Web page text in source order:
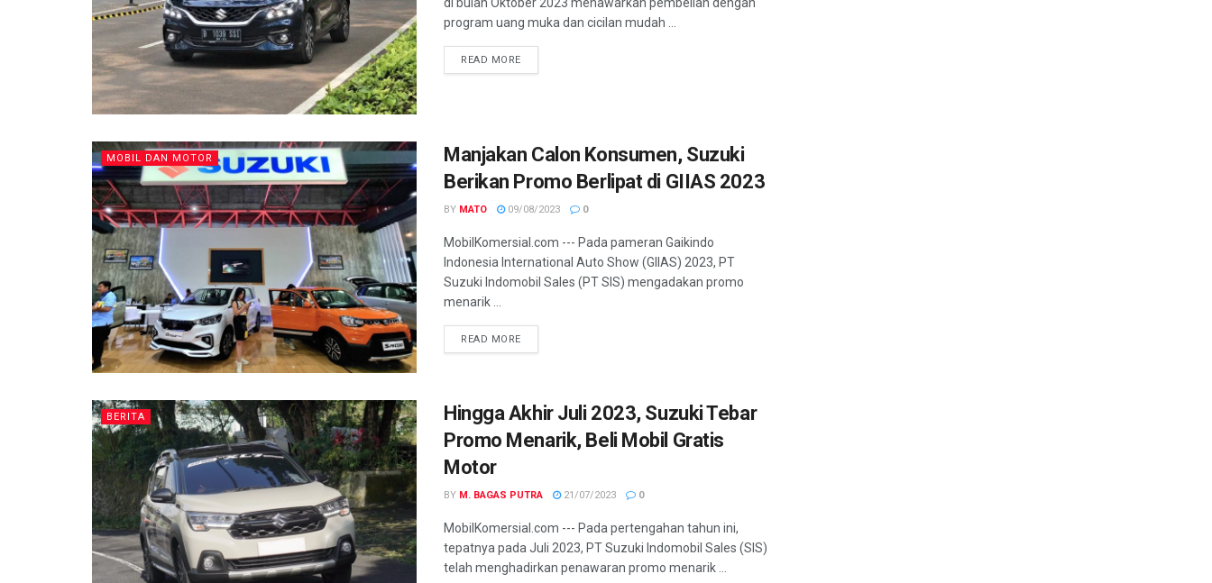
program uang muka dan cicilan mudah ...
READ MORE
MOBIL DAN MOTOR
Manjakan Calon Konsumen, Suzuki
Berikan Promo Berlipat di GIIAS 2023
BY MATO 09/08/2023 0
MobilKomersial.com --- Pada pameran Gaikindo
Indonesia International Auto Show (GIIAS) 2023, PT
Suzuki Indomobil Sales (PT SIS) mengadakan promo
menarik ...
READ MORE
BERITA
Hingga Akhir Juli 2023, Suzuki Tebar
Promo Menarik, Beli Mobil Gratis
Motor
BY M. BAGAS PUTRA 21/07/2023 0
MobilKomersial.com --- Pada pertengahan tahun ini,
tepatnya pada Juli 2023, PT Suzuki Indomobil Sales (SIS)
telah menghadirkan penawaran promo menarik ...